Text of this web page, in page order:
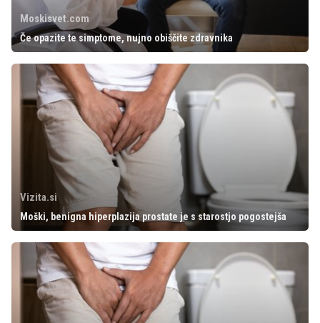
Moskisvet.com
Če opazite te simptome, nujno obiščite zdravnika
Vizita.si
Moški, benigna hiperplazija prostate je s starostjo pogostejša